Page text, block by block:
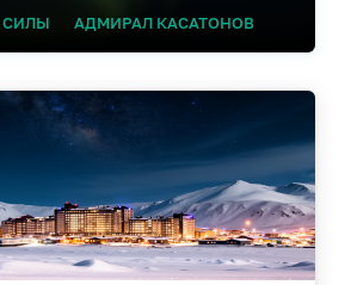
АДМИРАЛ КАСАТОНОВ